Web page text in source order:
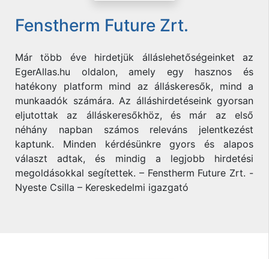
Fenstherm Future Zrt.
Már több éve hirdetjük álláslehetőségeinket az
EgerAllas.hu oldalon, amely egy hasznos és
hatékony platform mind az álláskeresők, mind a
munkaadók számára. Az álláshirdetéseink gyorsan
eljutottak az álláskeresőkhöz, és már az első
néhány napban számos releváns jelentkezést
kaptunk. Minden kérdésünkre gyors és alapos
választ adtak, és mindig a legjobb hirdetési
megoldásokkal segítettek. – Fenstherm Future Zrt. -
Nyeste Csilla – Kereskedelmi igazgató